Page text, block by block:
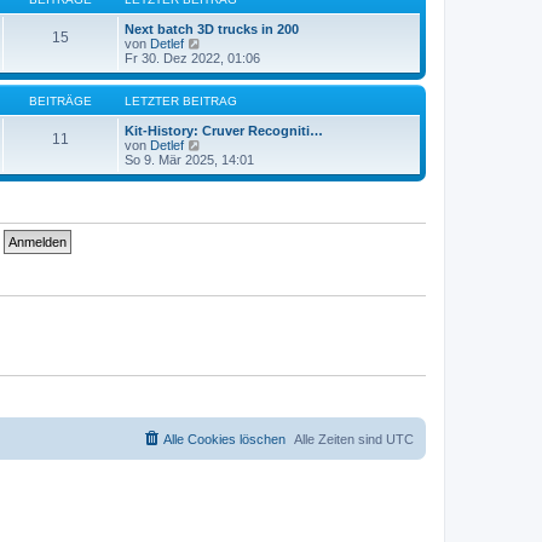
r
a
t
e
B
e
i
t
r
a
15
Next batch 3D trucks in 200
von Detlef
e
u
e
s
t
e
B
e
Fr 30. Dez 2022, 01:06
BEITRÄGE LETZTER BEITRAG
11
Kit-History: Cruver Recogniti…
von Detlef
e
u
So 9. Mär 2025, 14:01
Alle Zeiten sind UTC
Alle Cookies löschen